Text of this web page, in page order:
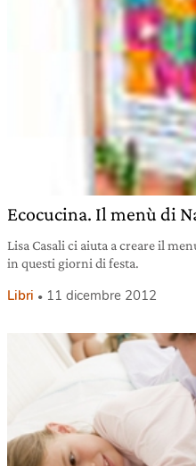
Ecocucina. Il menù di
Lisa Casali ci aiuta a creare il
in questi giorni di festa.
Libri 11 dicembre 2012